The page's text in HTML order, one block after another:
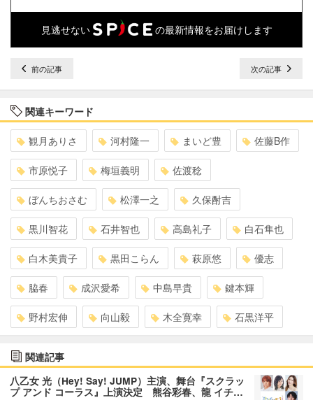
見逃せない の最新情報をお届けします
前の記事 次の記事
関連キーワード
観月ありさ 河村隆一 まいど豊 佐藤B作
市原悦子 梅垣義明 佐渡稔
ぼんちおさむ 松澤一之 久保酎吉
黒川智花 石井智也 高島礼子 白石隼也
白木美貴子 黒田こらん 萩原悠 優志
脇春 成沢愛希 中島早貴 鍵本輝
野村宏伸 向山毅 木全寛幸 石黒洋平
関連記事
八乙女 光（Hey! Say! JUMP）主演、舞台『スクラッ
プ アンド コーラス』上演決定 熊谷彩春、龍 イチ…